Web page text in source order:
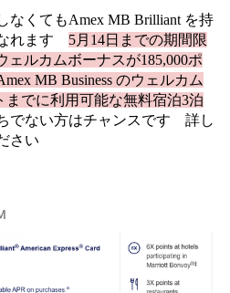
なくてもAmex MB Brilliant を持
れます 5月14日までの期間限
ェルカムボーナスが185,000ポ
MB Business のウェルカム
までに利用可能な無料宿泊3泊
でない方はチャンスです 詳し
さい